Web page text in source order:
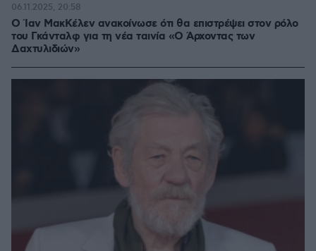
Ο Ίαν ΜακΚέλεν ανακοίνωσε ότι θα επιστρέψει στον ρόλο
του Γκάνταλφ για τη νέα ταινία «Ο Άρχοντας των
Δαχτυλιδιών»
06.11.2025, 20:58